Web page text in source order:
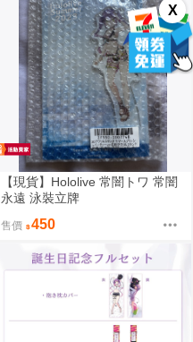
X
【現貨】Hololive 常闇トワ 常闇
永遠 泳裝立牌
售價 450